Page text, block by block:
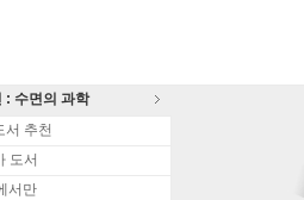
: 수면의 과학
서 추천
도서
서만